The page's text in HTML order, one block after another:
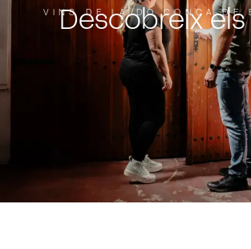
VINS DE LA DO CONCA DE
Descobreix els